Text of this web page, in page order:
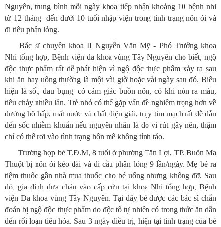
Nguyên, trung bình mỗi ngày khoa tiếp nhận khoảng 10 bệnh nhi
từ 12 tháng đến dưới 10 tuổi nhập viện trong tình trạng nôn ói và
đi tiêu phân lỏng.
Bác sĩ chuyên khoa II Nguyễn Văn Mỹ - Phó Trưởng khoa
Nhi tổng hợp, Bệnh viện đa khoa vùng Tây Nguyên cho biết, ngộ
độc thực phẩm rất dễ phát hiện vì ngộ độc thực phẩm xảy ra sau
khi ăn hay uống thường là một vài giờ hoặc vài ngày sau đó. Biểu
hiện là sốt, đau bụng, có cảm giác buồn nôn, có khi nôn ra máu,
tiêu chảy nhiều lần. Trẻ nhỏ có thể gặp vấn đề nghiêm trọng hơn về
đường hô hấp, mất nước và chất điện giải, trụy tim mạch rất dễ dẫn
đến sốc nhiễm khuẩn nếu nguyên nhân là do vi rút gây nên, thậm
chí có thể rơi vào tình trạng hôn mê không tỉnh táo.
Trường hợp bé T.Đ.M, 8 tuổi ở phường Tân Lợi, TP. Buôn Ma
Thuột bị nôn ói kéo dài và đi cầu phân lỏng 9 lần/ngày. Mẹ bé ra
tiệm thuốc gần nhà mua thuốc cho bé uống nhưng không đỡ. Sau
đó, gia đình đưa cháu vào cấp cứu tại khoa Nhi tổng hợp, Bệnh
viện Đa khoa vùng Tây Nguyên. Tại đây bé được các bác sĩ chẩn
đoán bị ngộ độc thực phẩm do độc tố tự nhiên có trong thức ăn dẫn
đến rối loạn tiêu hóa. Sau 3 ngày điều trị, hiện tại tình trạng của bé